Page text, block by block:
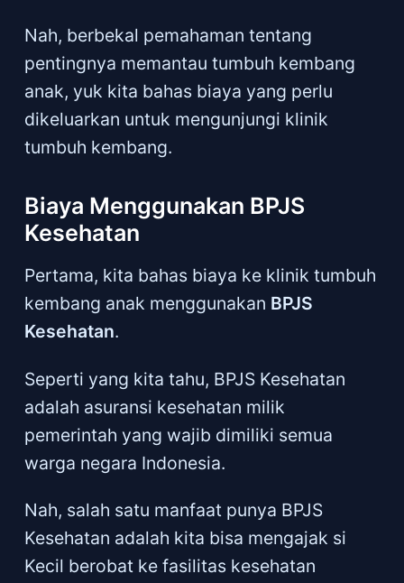
Nah, berbekal pemahaman tentang
pentingnya memantau tumbuh kembang
anak, yuk kita bahas biaya yang perlu
dikeluarkan untuk mengunjungi klinik
tumbuh kembang.
Biaya Menggunakan BPJS
Kesehatan
Pertama, kita bahas biaya ke klinik tumbuh
kembang anak menggunakan BPJS
Kesehatan.
Seperti yang kita tahu, BPJS Kesehatan
adalah asuransi kesehatan milik
pemerintah yang wajib dimiliki semua
warga negara Indonesia.
Nah, salah satu manfaat punya BPJS
Kesehatan adalah kita bisa mengajak si
Kecil berobat ke fasilitas kesehatan